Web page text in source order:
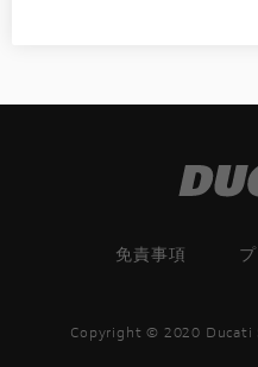
免責事項
Copyright © 2020 Ducati